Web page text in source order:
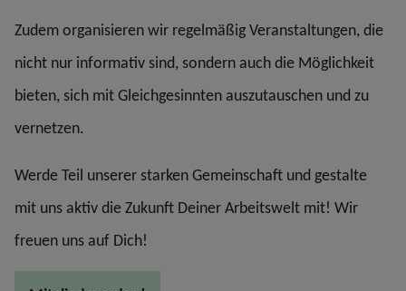
Zudem organisieren wir regelmäßig Veranstaltungen, die
nicht nur informativ sind, sondern auch die Möglichkeit
bieten, sich mit Gleichgesinnten auszutauschen und zu
vernetzen.
Werde Teil unserer starken Gemeinschaft und gestalte
mit uns aktiv die Zukunft Deiner Arbeitswelt mit! Wir
freuen uns auf Dich!